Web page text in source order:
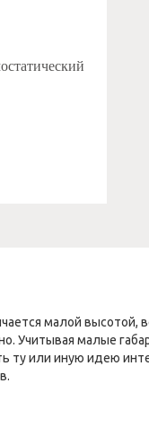
малой высотой,
Учитывая малые
ту или иную идею